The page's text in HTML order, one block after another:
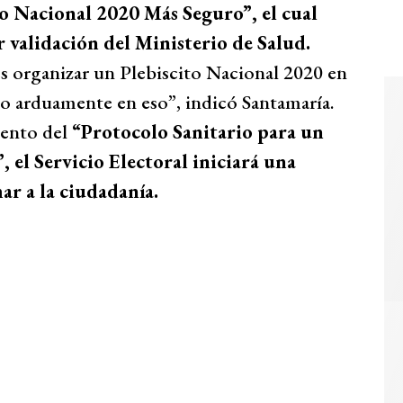
2020 Más Seguro”, el cual
validación del Ministerio de Salud.
organizar un Plebiscito Nacional 2020 en
en eso”, indicó Santamaría.
del “Protocolo Sanitario para un
el Servicio Electoral iniciará una
a la ciudadanía.